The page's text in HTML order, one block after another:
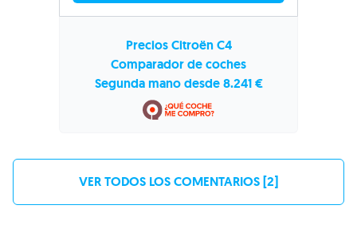
Precios Citroën C4
Comparador de coches
Segunda mano desde 8.241 €
VER TODOS LOS COMENTARIOS [2]